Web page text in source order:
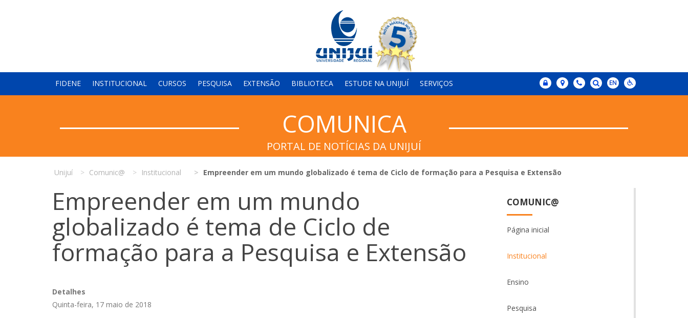
FIDENE INSTITUCIONAL CURSOS PESQUISA EXTENSÃO BIBLIOTECA ESTUDE NA UNIJUÍ SERVIÇOS
COMUNICA
PORTAL DE NOTÍCIAS DA UNIJUÍ
Unijuí Comunic@ Institucional Empreender em um mundo globalizado é tema de Ciclo de formação para a Pesquisa e Extensão
Empreender em um mundo
globalizado é tema de Ciclo de
formação para a Pesquisa e Extensão
Detalhes
Quinta-feira, 17 maio de 2018
COMUNIC@
Página inicial
Institucional
Ensino
Pesquisa